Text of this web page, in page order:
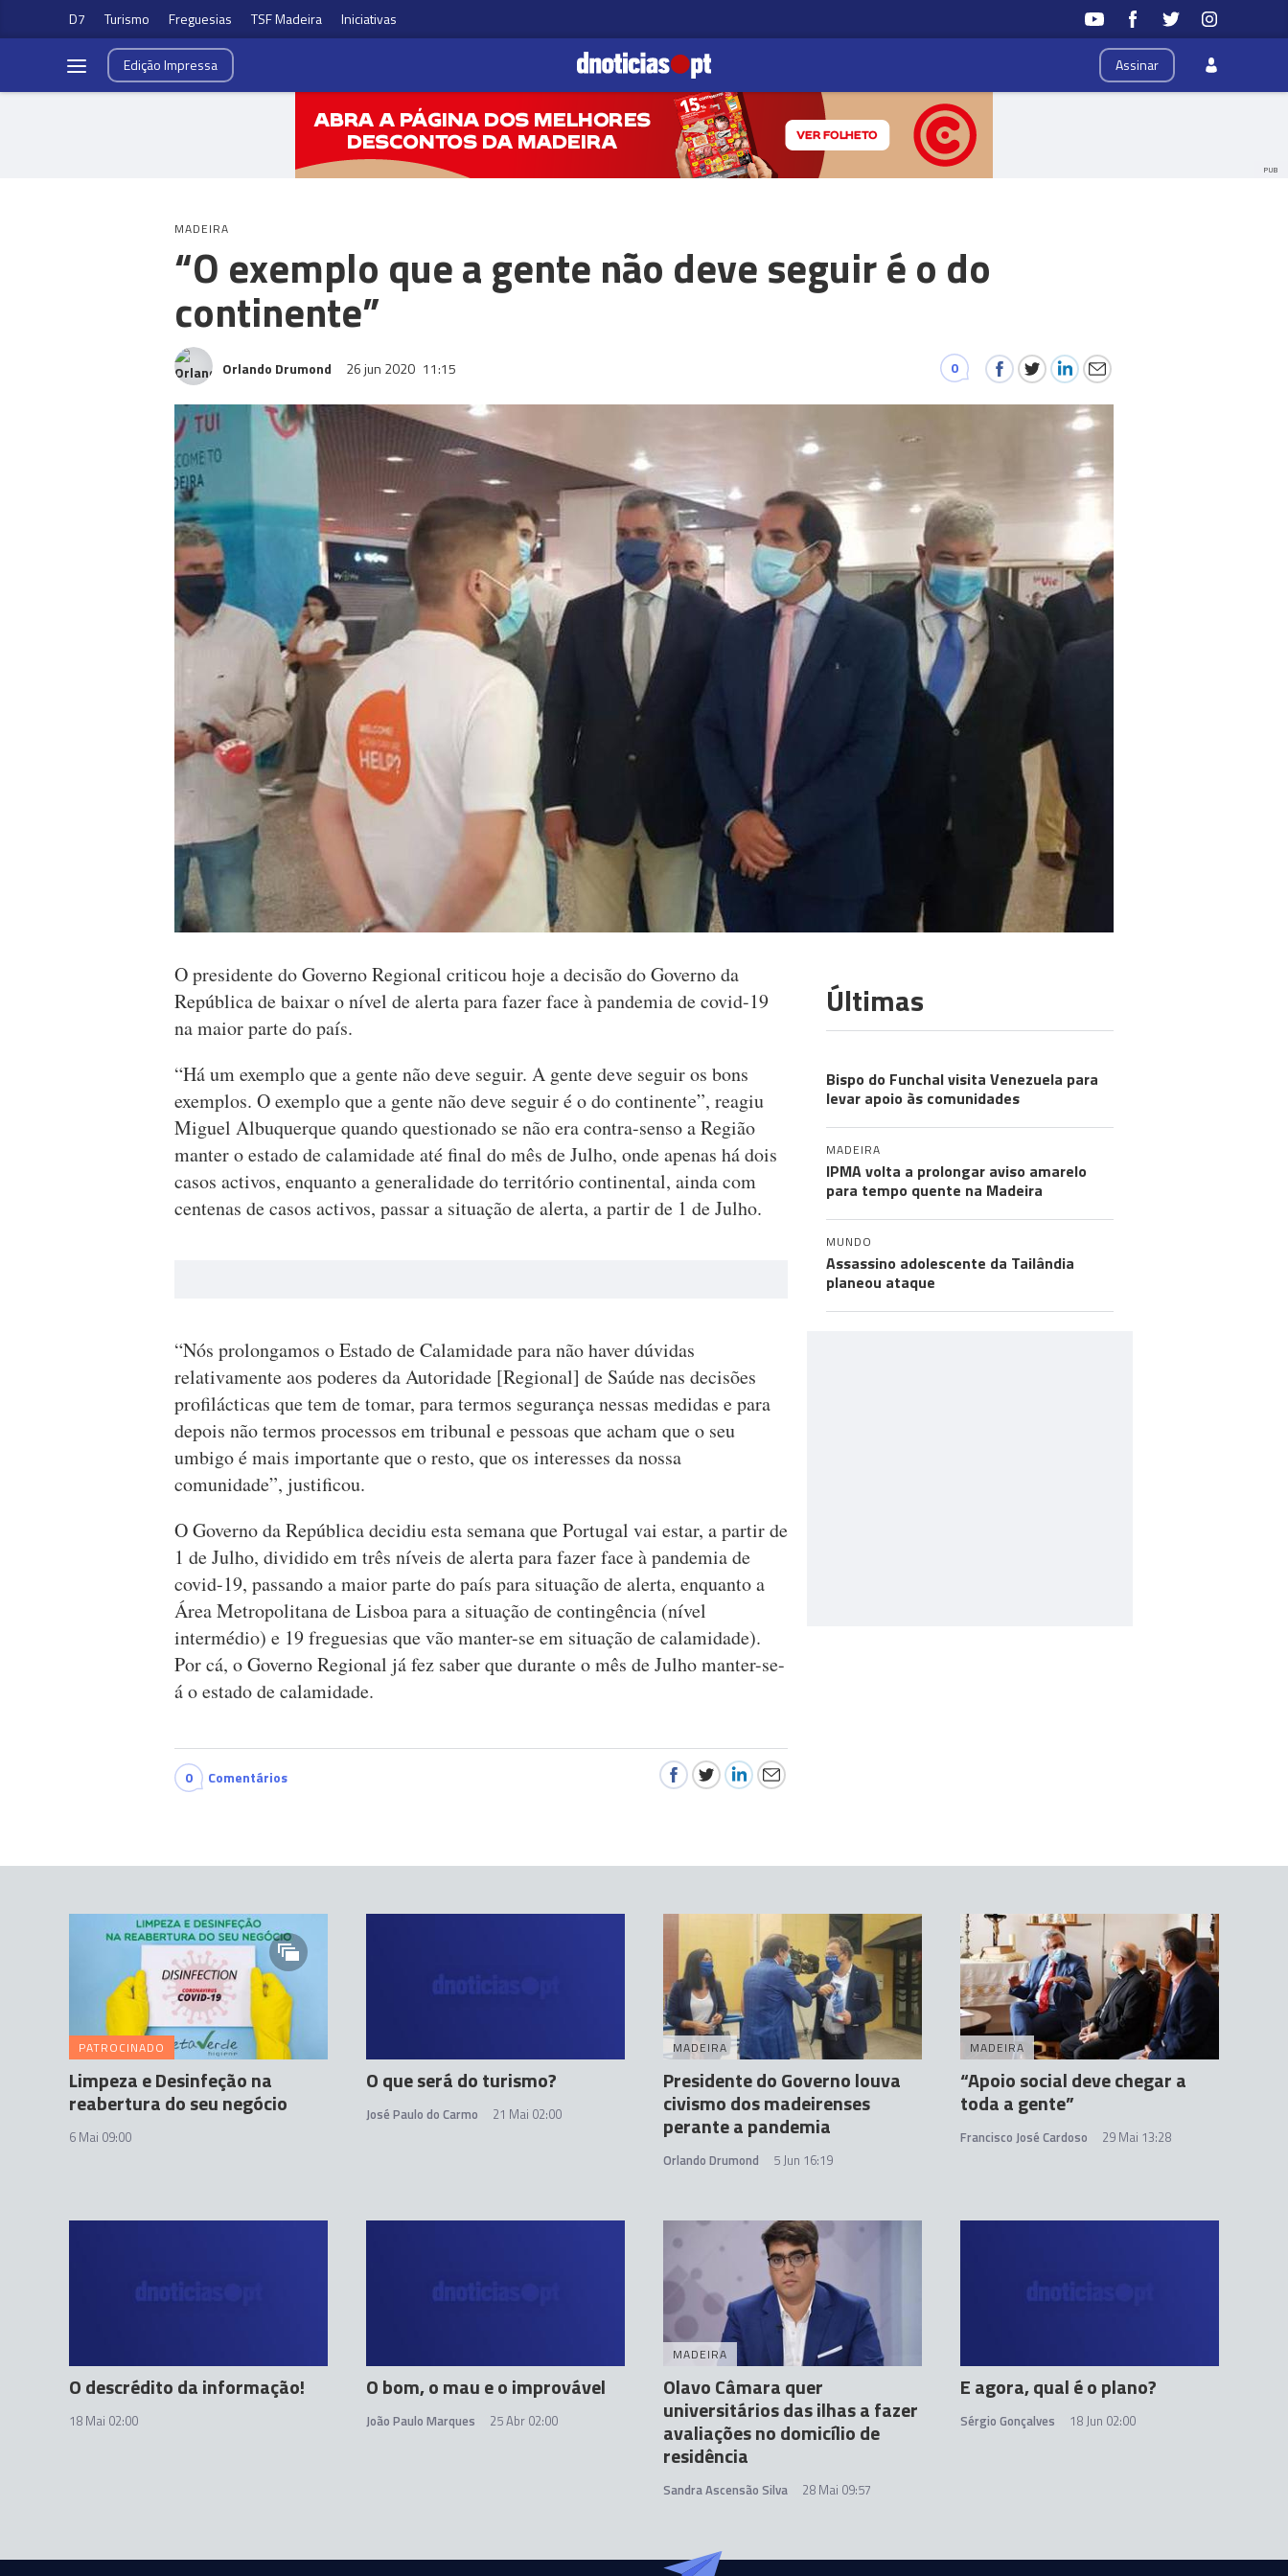
D7 Turismo Freguesias TSF Madeira Iniciativas
Assinar
EdiçãoImpressa
PUB
MADEIRA
“O exemplo que a gente não deve seguir é o do
continente”
Orlando Drumond 26 jun 2020 11:15 0
O presidente do Governo Regional criticou hoje a decisão do Governo da
República de baixar o nível de alerta para fazer face à pandemia de covid-19
na maior parte do país.
“Há um exemplo que a gente não deve seguir. A gente deve seguir os bons
exemplos. O exemplo que a gente não deve seguir é o do continente”, reagiu
Miguel Albuquerque quando questionado se não era contra-senso a Região
manter o estado de calamidade até final do mês de Julho, onde apenas há dois
casos activos, enquanto a generalidade do território continental, ainda com
centenas de casos activos, passar a situação de alerta, a partir de 1 de Julho.
“Nós prolongamos o Estado de Calamidade para não haver dúvidas
relativamente aos poderes da Autoridade [Regional] de Saúde nas decisões
profilácticas que tem de tomar, para termos segurança nessas medidas e para
depois não termos processos em tribunal e pessoas que acham que o seu
umbigo é mais importante que o resto, que os interesses da nossa
comunidade”, justificou.
O Governo da República decidiu esta semana que Portugal vai estar, a partir de
1 de Julho, dividido em três níveis de alerta para fazer face à pandemia de
covid-19, passando a maior parte do país para situação de alerta, enquanto a
Área Metropolitana de Lisboa para a situação de contingência (nível
intermédio) e 19 freguesias que vão manter-se em situação de calamidade).
Por cá, o Governo Regional já fez saber que durante o mês de Julho manter-se-
á o estado de calamidade.
0 Comentários
Últimas
Bispo do Funchal visita Venezuela para
levar apoio às comunidades
MADEIRA
IPMA volta a prolongar aviso amarelo
para tempo quente na Madeira
MUNDO
Assassino adolescente da Tailândia
planeou ataque
PATROCINADO
Limpeza e Desinfeção na
reabertura do seu negócio
6 Mai 09:00
O que será do turismo?
José Paulo do Carmo 21 Mai 02:00
MADEIRA
Presidente do Governo louva
civismo dos madeirenses
perante a pandemia
Orlando Drumond 5 Jun 16:19
MADEIRA
“Apoio social deve chegar a
toda a gente”
Francisco José Cardoso 29 Mai 13:28
O descrédito da informação!
18 Mai 02:00
O bom, o mau e o improvável
João Paulo Marques 25 Abr 02:00
MADEIRA
Olavo Câmara quer
universitários das ilhas a fazer
avaliações no domicílio de
residência
Sandra Ascensão Silva 28 Mai 09:57
E agora, qual é o plano?
Sérgio Gonçalves 18 Jun 02:00